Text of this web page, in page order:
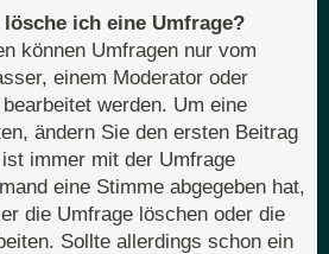
ich eine Umfrage?
können Umfragen nur vom
einem Moderator oder
werden. Um eine
ändern Sie den ersten Beitrag
immer mit der Umfrage
eine Stimme abgegeben hat,
die Umfrage löschen oder die
Sollte allerdings schon ein